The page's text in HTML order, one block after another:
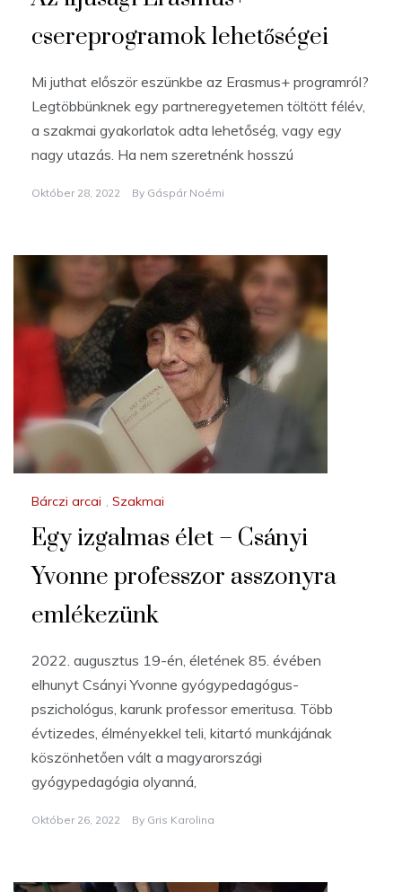
csereprogramok lehetőségei
Mi juthat először eszünkbe az Erasmus+ programról?
Legtöbbünknek egy partneregyetemen töltött félév,
a szakmai gyakorlatok adta lehetőség, vagy egy
nagy utazás. Ha nem szeretnénk hosszú
Október 28, 2022 By Gáspár Noémi
Bárczi arcai , Szakmai
Egy izgalmas élet – Csányi
Yvonne professzor asszonyra
emlékezünk
2022. augusztus 19-én, életének 85. évében
elhunyt Csányi Yvonne gyógypedagógus-
pszichológus, karunk professor emeritusa. Több
évtizedes, élményekkel teli, kitartó munkájának
köszönhetően vált a magyarországi
gyógypedagógia olyanná,
Október 26, 2022 By Gris Karolina